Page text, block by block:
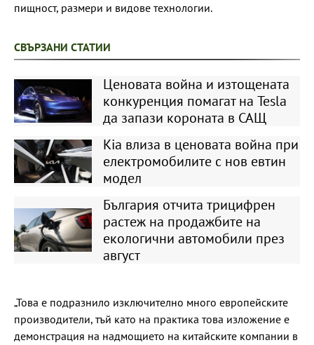
пищност, размери и видове технологии.
СВЪРЗАНИ СТАТИИ
Ценовата война и изтощената
конкуренция помагат на Tesla
да запази короната в САЩ
Kia влиза в ценовата война при
електромобилите с нов евтин
модел
България отчита трицифрен
растеж на продажбите на
екологични автомобили през
август
„Това е подразнило изключително много европейските
производители, тъй като на практика това изложение е
демонстрация на надмощието на китайските компании в